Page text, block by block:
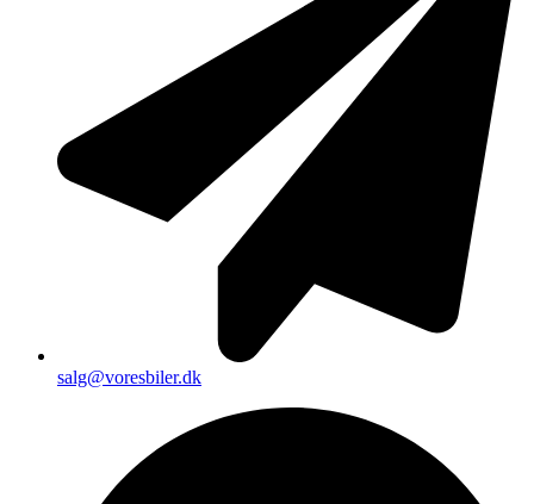
salg@voresbiler.dk